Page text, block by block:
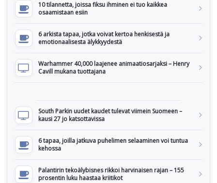
10 tilannetta, joissa fiksu ihminen ei tuo kaikkea
osaamistaan esiin
6 arkista tapaa, jotka voivat kertoa henkisestä ja
emotionaalisesta älykkyydestä
Warhammer 40,000 laajenee animaatiosarjaksi – Henry
Cavill mukana tuottajana
South Parkin uudet kaudet tulevat viimein Suomeen –
kausi 27 jo katsottavissa
6 tapaa, joilla jatkuva puhelimen selaaminen voi tuntua
kehossa
Palantirin tekoälybisnes rikkoi harvinaisen rajan – 155
prosentin luku haastaa kriitikot